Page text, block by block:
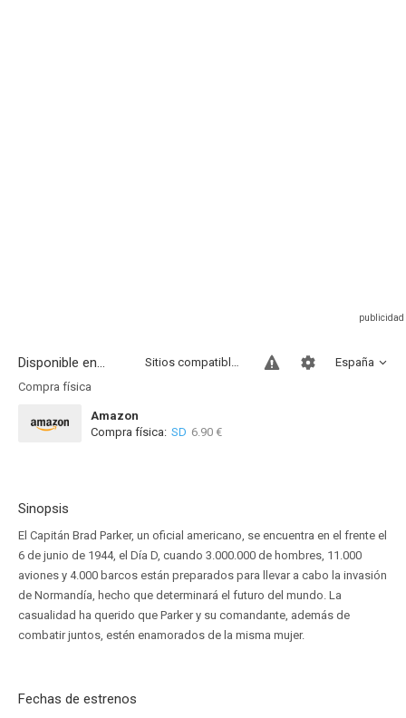
Disponible en... España
Sitios compatibles
Compra física
Amazon
Compra física: SD 6.90 €
Sinopsis
El Capitán Brad Parker, un oficial americano, se encuentra en el frente el
6 de junio de 1944, el Día D, cuando 3.000.000 de hombres, 11.000
aviones y 4.000 barcos están preparados para llevar a cabo la invasión
de Normandía, hecho que determinará el futuro del mundo. La
casualidad ha querido que Parker y su comandante, además de
combatir juntos, estén enamorados de la misma mujer.
Fechas de estrenos